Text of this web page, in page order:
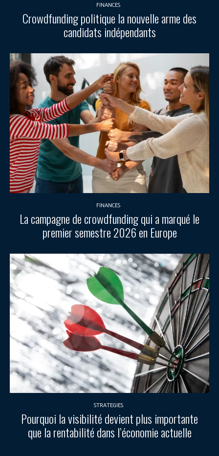
FINANCES
Crowdfunding politique la nouvelle arme des
candidats indépendants
FINANCES
La campagne de crowdfunding qui a marqué le
premier semestre 2026 en Europe
STRATEGIES
Pourquoi la visibilité devient plus importante
que la rentabilité dans l’économie actuelle